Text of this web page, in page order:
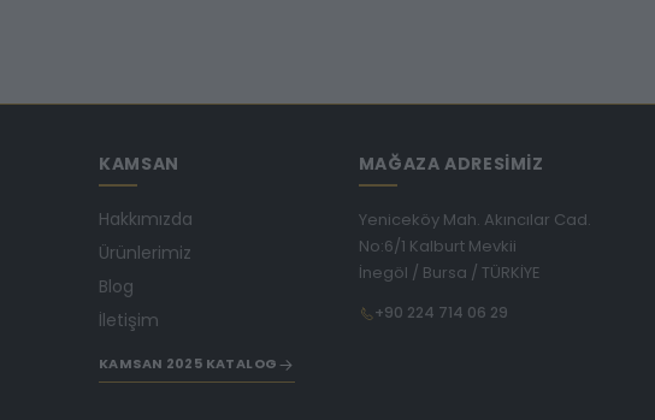
KAMSAN
Hakkımızda
Ürünlerimiz
Blog
İletişim
KAMSAN 2025 KATALOG
MAĞAZA ADRESİMİZ
Yeniceköy Mah. Akıncılar Cad.
No:6/1 Kalburt Mevkii
İnegöl / Bursa / TÜRKİYE
+90 224 714 06 29